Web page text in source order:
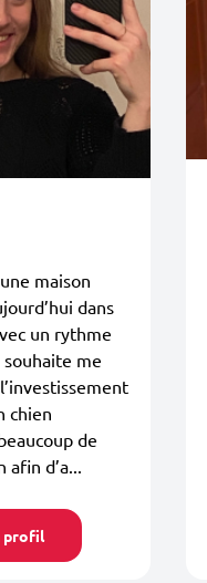
maison
dans
un rythme
me
chien
de
d’a...
profil